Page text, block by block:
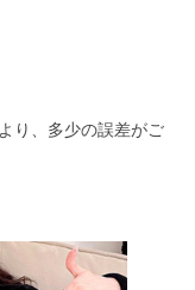
り、多少の誤差がご